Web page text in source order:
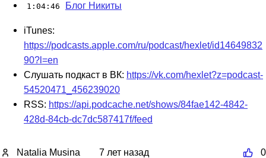
1:04:46 Блог Никиты
iTunes:
https://podcasts.apple.com/ru/podcast/hexlet/id14649832
90?l=en
Слушать подкаст в ВК: https://vk.com/hexlet?z=podcast-
54520471_456239020
RSS: https://api.podcache.net/shows/84fae142-4842-
428d-84cb-dc7dc587417f/feed
Natalia Musina 7 лет назад 0